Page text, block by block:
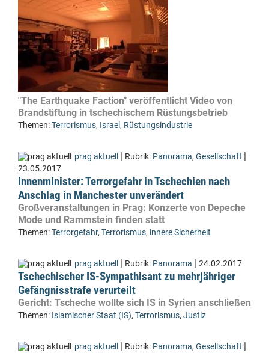
"The Earthquake Faction" veröffentlicht Video von
Brandstiftung in tschechischem Rüstungsbetrieb
Themen:Terrorismus, Israel, Rüstungsindustrie
prag aktuell | Rubrik: Panorama, Gesellschaft |
23.05.2017
Innenminister: Terrorgefahr in Tschechien nach
Anschlag in Manchester unverändert
Großveranstaltungen in Prag: Konzerte von Depeche
Mode und Rammstein finden statt
Themen:Terrorgefahr, Terrorismus, innere Sicherheit
prag aktuell | Rubrik: Panorama | 24.02.2017
Tschechischer IS-Sympathisant zu mehrjähriger
Gefängnisstrafe verurteilt
Gericht: Tscheche wollte sich IS in Syrien anschließen
Themen: Islamischer Staat (IS), Terrorismus, Justiz
prag aktuell | Rubrik: Panorama, Gesellschaft |